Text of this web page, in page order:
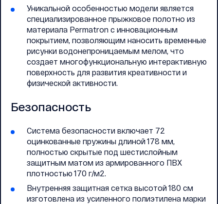
Уникальной особенностью модели является
специализированное прыжковое полотно из
материала Permatron с инновационным
покрытием, позволяющим наносить временные
рисунки водонепроницаемым мелом, что
создает многофункциональную интерактивную
поверхность для развития креативности и
физической активности.
Безопасность
Система безопасности включает 72
оцинкованные пружины длиной 178 мм,
полностью скрытые под шестислойным
защитным матом из армированного ПВХ
плотностью 170 г/м2.
Внутренняя защитная сетка высотой 180 см
изготовлена из усиленного полиэтилена марки